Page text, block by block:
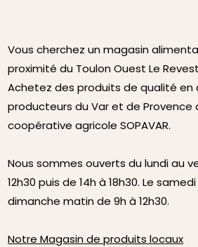
Vous cherchez un magasin
proximité du Toulon Ouest Le
Achetez des produits de qualité en
producteurs du Var et de Provence
coopérative agricole SOPAVAR.
Nous sommes ouverts du lundi au
12h30 puis de 14h à 18h30. Le
dimanche matin de 9h à 12h30.
Notre Magasin de produits locaux